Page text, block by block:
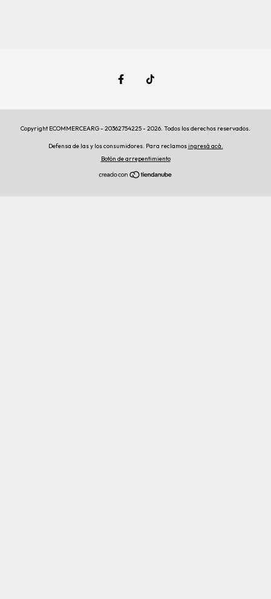
Copyright ECOMMERCEARG - 20362754225 - 2026. Todos los derechos reservados.
Defensa de las y los consumidores. Para reclamosingresá acá.
Botón de arrepentimiento